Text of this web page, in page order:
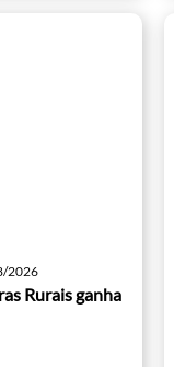
2026
Rurais ganha